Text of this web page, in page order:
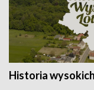
Historia